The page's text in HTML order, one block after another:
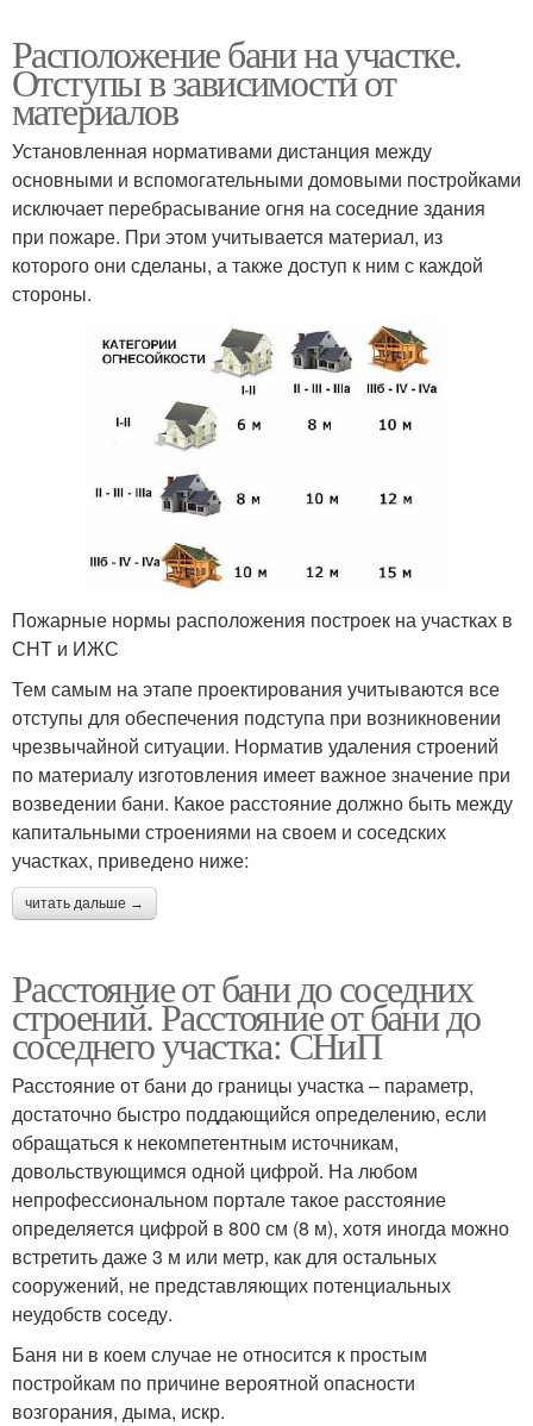
Расположение бани на участке.
Отступы в зависимости от
материалов
Установленная нормативами дистанция между
основными и вспомогательными домовыми постройками
исключает перебрасывание огня на соседние здания
при пожаре. При этом учитывается материал, из
которого они сделаны, а также доступ к ним с каждой
стороны.
Пожарные нормы расположения построек на участках в
СНТ и ИЖС
Тем самым на этапе проектирования учитываются все
отступы для обеспечения подступа при возникновении
чрезвычайной ситуации. Норматив удаления строений
по материалу изготовления имеет важное значение при
возведении бани. Какое расстояние должно быть между
капитальными строениями на своем и соседских
участках, приведено ниже:
читать дальше →
Расстояние от бани до соседних
строений. Расстояние от бани до
соседнего участка: СНиП
Расстояние от бани до границы участка – параметр,
достаточно быстро поддающийся определению, если
обращаться к некомпетентным источникам,
довольствующимся одной цифрой. На любом
непрофессиональном портале такое расстояние
определяется цифрой в 800 см (8 м), хотя иногда можно
встретить даже 3 м или метр, как для остальных
сооружений, не представляющих потенциальных
неудобств соседу.
Баня ни в коем случае не относится к простым
постройкам по причине вероятной опасности
возгорания, дыма, искр.